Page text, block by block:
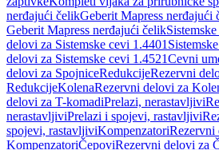
nerđajući čelikGeberit Mapress nerđajući
Geberit Mapress nerđajući čelik
delovi za Sistemske cevi 1.4401
delovi za Sistemske cevi 1.4521Cevni
delovi za SpojniceRedukcijeRezervni
RedukcijeKolenaRezervni delovi za
delovi za T-komadiPrelazi, nerastavljivi
nerastavljiviPrelazi i spojevi, rastavljivi
spojevi, rastavljiviKompenzatoriRezervni
KompenzatoriČepoviRezervni delovi za